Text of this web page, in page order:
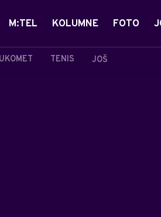
TENIS JOŠ
M:TEL KOLUMNE FOTO